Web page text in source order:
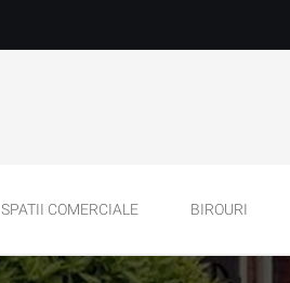
SPATII COMERCIALE BIROURI